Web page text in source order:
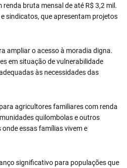
bruta mensal de até R$ 3,2 mil.
sindicatos, que apresentam projetos
ampliar o acesso à moradia digna.
em situação de vulnerabilidade
às necessidades das
agricultores familiares com renda
quilombolas e outros
essas famílias vivem e
significativo para populações que